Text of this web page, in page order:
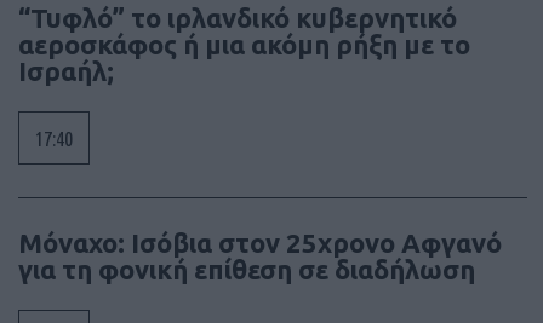
“Τυφλό” το ιρλανδικό κυβερνητικό
αεροσκάφος ή μια ακόμη ρήξη με το
Ισραήλ;
17:40
Μόναχο: Ισόβια στον 25χρονο Αφγανό
για τη φονική επίθεση σε διαδήλωση